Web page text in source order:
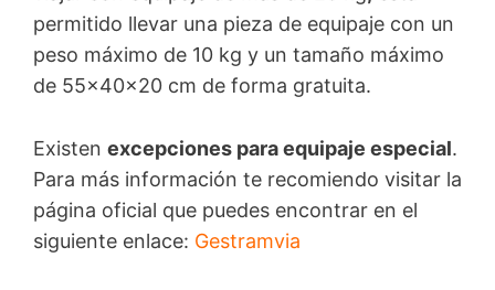
permitido llevar una pieza de equipaje con un
peso máximo de 10 kg y un tamaño máximo
de 55x40x20 cm de forma gratuita.
Existen excepciones para equipaje especial.
Para más información te recomiendo visitar la
página oficial que puedes encontrar en el
siguiente enlace: Gestramvia